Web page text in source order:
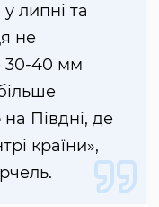
липні та
не
30-40 мм
Півдні, де
країни»,